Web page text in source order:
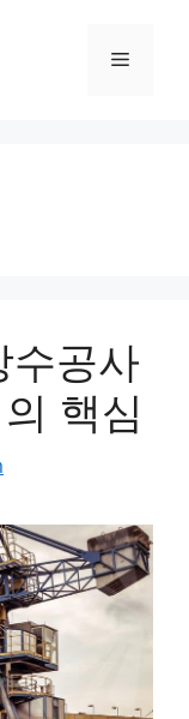
메
수공사
핵심